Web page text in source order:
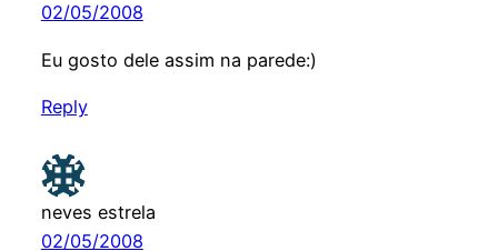
02/05/2008
Eu gosto dele assim na parede:)
Reply
neves estrela
02/05/2008